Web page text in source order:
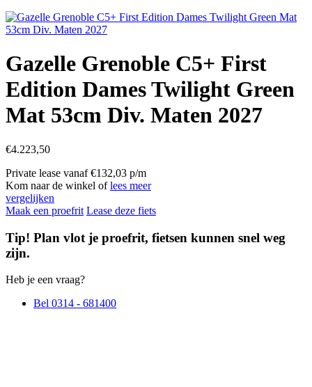
Gazelle Grenoble C5+ First
Edition Dames Twilight Green
Mat 53cm Div. Maten 2027
€4.223,50
Private lease vanaf €132,03 p/m
Kom naar de winkel oflees meer
vergelijken
Maak een proefrit Lease deze fiets
Tip! Plan vlot je proefrit, fietsen kunnen snel weg
zijn.
Heb je een vraag?
Bel 0314 - 681400